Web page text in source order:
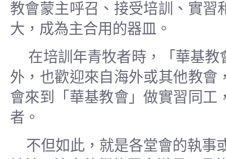
教會蒙主呼召、接受培訓、實習
大，成為主合用的器皿。
在培訓年青牧者時，「華基
外，也歡迎來自海外或其他教會
會來到「華基教會」做實習同工
者。
不但如此，就是各堂會的執事